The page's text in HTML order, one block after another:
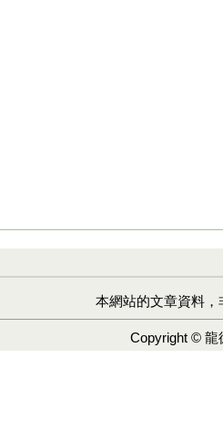
本網站的文章資料
Copyright © 龍